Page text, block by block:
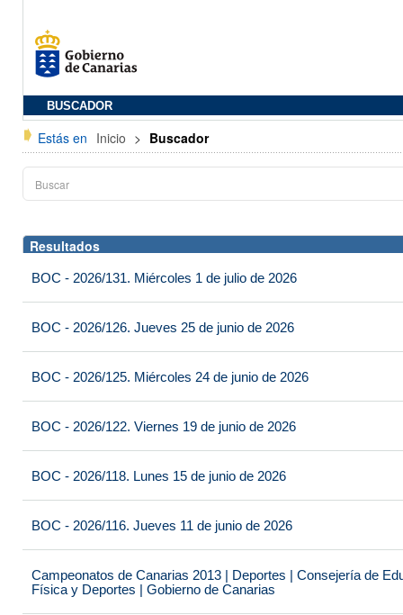
BUSCADOR
Estás en Inicio > Buscador
Resultados
BOC - 2026/131. Miércoles 1 de julio de 2026
BOC - 2026/126. Jueves 25 de junio de 2026
BOC - 2026/125. Miércoles 24 de junio de 2026
BOC - 2026/122. Viernes 19 de junio de 2026
BOC - 2026/118. Lunes 15 de junio de 2026
BOC - 2026/116. Jueves 11 de junio de 2026
Campeonatos de Canarias 2013 | Deportes | Consejería de
Física y Deportes | Gobierno de Canarias